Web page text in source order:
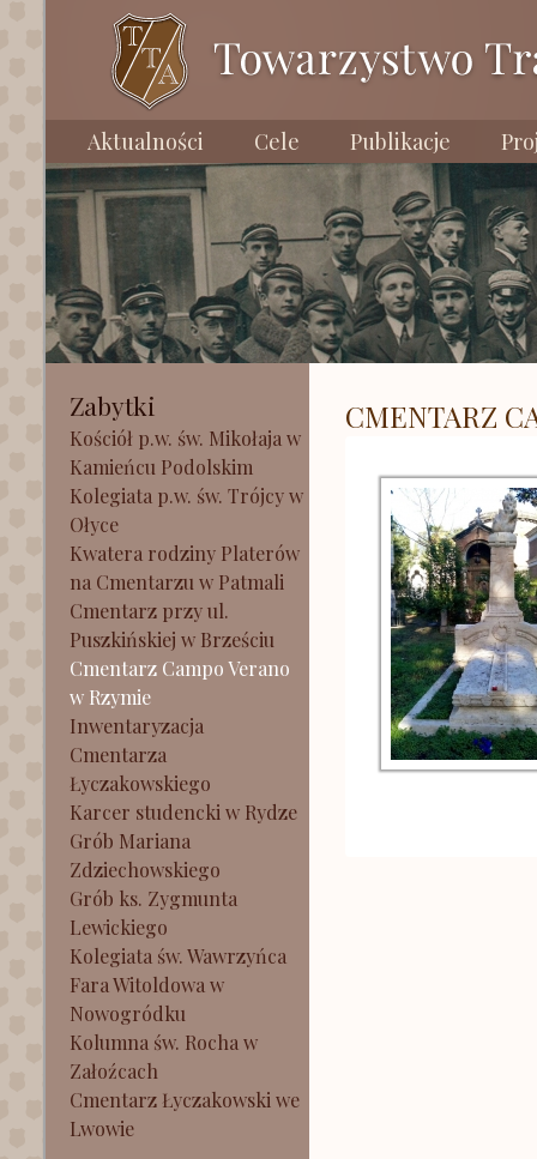
Aktualności Cele Publikacje
Zabytki
Kościół p.w. św. Mikołaja w
Kamieńcu Podolskim
Kolegiata p.w. św. Trójcy w
Ołyce
Kwatera rodziny Platerów
na Cmentarzu w Patmali
Cmentarz przy ul.
Puszkińskiej w Brześciu
Cmentarz Campo Verano
w Rzymie
Inwentaryzacja
Cmentarza
Łyczakowskiego
Karcer studencki w Rydze
Grób Mariana
Zdziechowskiego
Grób ks. Zygmunta
Lewickiego
Kolegiata św. Wawrzyńca
Fara Witoldowa w
Nowogródku
Kolumna św. Rocha w
Załoźcach
Cmentarz Łyczakowski we
Lwowie
CMENTARZ